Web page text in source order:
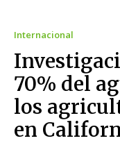
Internacional
70% del
los
en